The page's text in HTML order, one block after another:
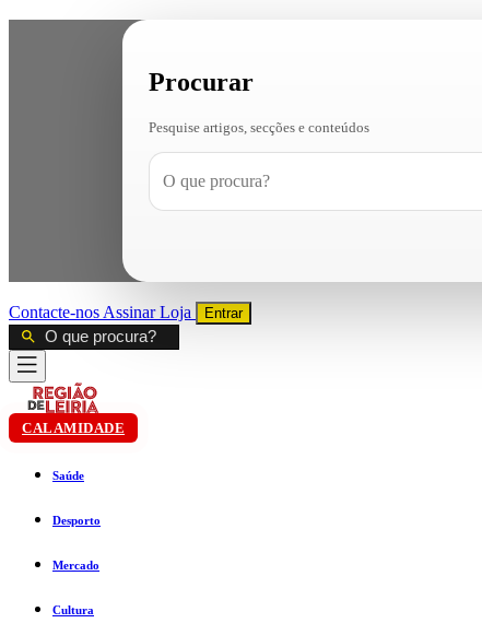
Procurar
Pesquise artigos, secções e conteúdos
Contacte-nos AssinarLoja Entrar
CALAMIDADE
Saúde
Desporto
Mercado
Cultura